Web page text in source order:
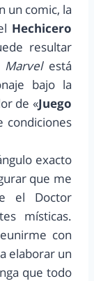
un comic, la
Hechicero
resultar
Marvelestá
bajo la
de «Juego
condiciones
exacto
que me
el Doctor
místicas.
con
elaborar un
que todo